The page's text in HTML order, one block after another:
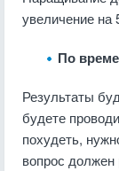
увеличение на
По
Результаты
будете
похудеть,
вопрос